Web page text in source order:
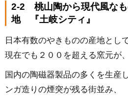
2-2 桃山陶から現代風な
地 『土岐シティ』
日本有数のやきものの産地とし
現在でも２００を超える窯元が、
国内の陶磁器製品の多くを生産
ンガ造りの煙突が残る街並み、